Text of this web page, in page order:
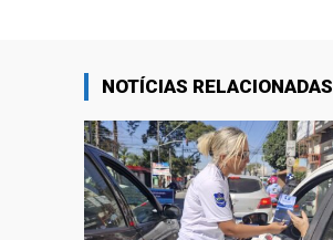
NOTÍCIAS RELACIONADAS